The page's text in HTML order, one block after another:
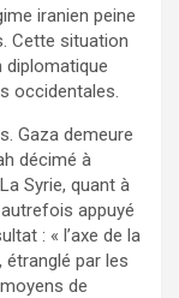
iranien peine
Cette situation
diplomatique
occidentales.
Gaza demeure
décimé à
Syrie, quant à
appuyé
: « l’axe de la
étranglé par les
de